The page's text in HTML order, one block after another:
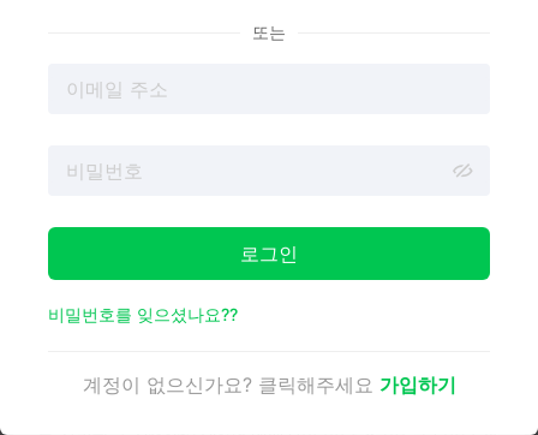
기입니다. 초보자이든 숙련된 제작자이든 자신의 필요에 맞
그렇기 때문에 정보에 입각한 결정을 내리는 데 도움이 되는
종합 가이드를 작성했습니다.
지금 바로 3D 프린팅의 흥미로운 세계를 탐험해 보세요!
다양한 유형의 3D 프린터 이해하기
시중에서 판매되는 최고의 3D 프린터를 살펴보기 전에 먼
저 다양한 유형의 3D 프린터를 이해하는 것이 중요합니다.
가장 일반적인 두 가지 유형은 레진 MSLA(광조형) 프린터
와 필라멘트 FDM(용융 증착 모델링) 프린터입니다.
또는
로그인
비밀번호를 잊으셨나요??
계정이 없으신가요? 클릭해주세요 가입하기
모델의 상세 정보를 확인하고, 원활한 클라우드 슬라이싱과 원